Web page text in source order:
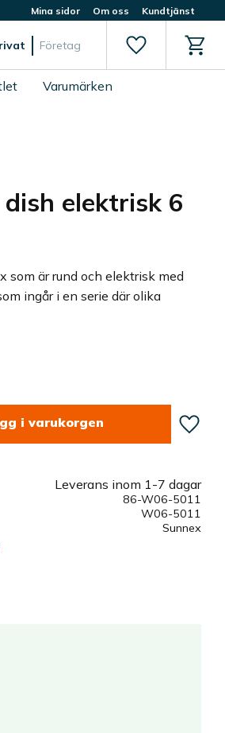
Mina sidor Om oss Kundtjänst
Företag Favoriter
Varumärken
elektrisk 6
som är rund och elektrisk med
ingår i en serie där olika
Lägg
Leverans inom 1-7 dagar
86-W06-5011
W06-5011
Sunnex